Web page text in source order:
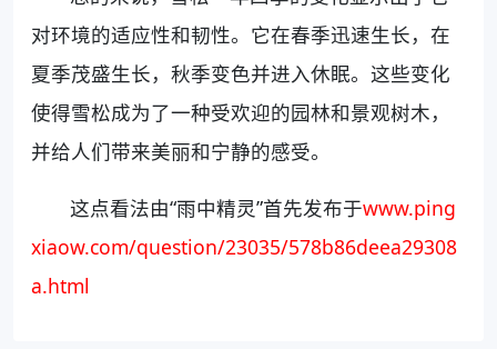
对环境的适应性和韧性。它在春季迅速生长，在
夏季茂盛生长，秋季变色并进入休眠。这些变化
使得雪松成为了一种受欢迎的园林和景观树木，
并给人们带来美丽和宁静的感受。
这点看法由“雨中精灵”首先发布于www.ping
xiaow.com/question/23035/578b86deea29308
a.html